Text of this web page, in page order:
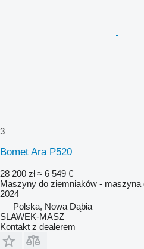
3
Bomet Ara P520
28 200 zł ≈ 6 549 €
Maszyny do ziemniaków - maszyna
2024
Polska, Nowa Dąbia
SLAWEK-MASZ
Kontakt z dealerem